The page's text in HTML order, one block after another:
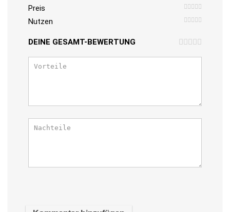
Preis
Nutzen
DEINE GESAMT-BEWERTUNG